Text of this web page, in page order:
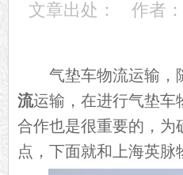
文章出处： 作者：
气垫车物流运输，随
流运输，在进行气垫车
合作也是很重要的，为
点，下面就和上海英脉